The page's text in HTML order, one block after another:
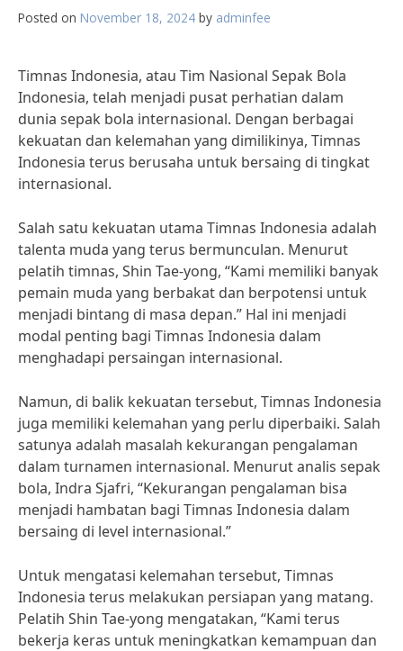
Posted on November 18, 2024 by adminfee
Timnas Indonesia, atau Tim Nasional Sepak Bola
Indonesia, telah menjadi pusat perhatian dalam
dunia sepak bola internasional. Dengan berbagai
kekuatan dan kelemahan yang dimilikinya, Timnas
Indonesia terus berusaha untuk bersaing di tingkat
internasional.
Salah satu kekuatan utama Timnas Indonesia adalah
talenta muda yang terus bermunculan. Menurut
pelatih timnas, Shin Tae-yong, “Kami memiliki banyak
pemain muda yang berbakat dan berpotensi untuk
menjadi bintang di masa depan.” Hal ini menjadi
modal penting bagi Timnas Indonesia dalam
menghadapi persaingan internasional.
Namun, di balik kekuatan tersebut, Timnas Indonesia
juga memiliki kelemahan yang perlu diperbaiki. Salah
satunya adalah masalah kekurangan pengalaman
dalam turnamen internasional. Menurut analis sepak
bola, Indra Sjafri, “Kekurangan pengalaman bisa
menjadi hambatan bagi Timnas Indonesia dalam
bersaing di level internasional.”
Untuk mengatasi kelemahan tersebut, Timnas
Indonesia terus melakukan persiapan yang matang.
Pelatih Shin Tae-yong mengatakan, “Kami terus
bekerja keras untuk meningkatkan kemampuan dan